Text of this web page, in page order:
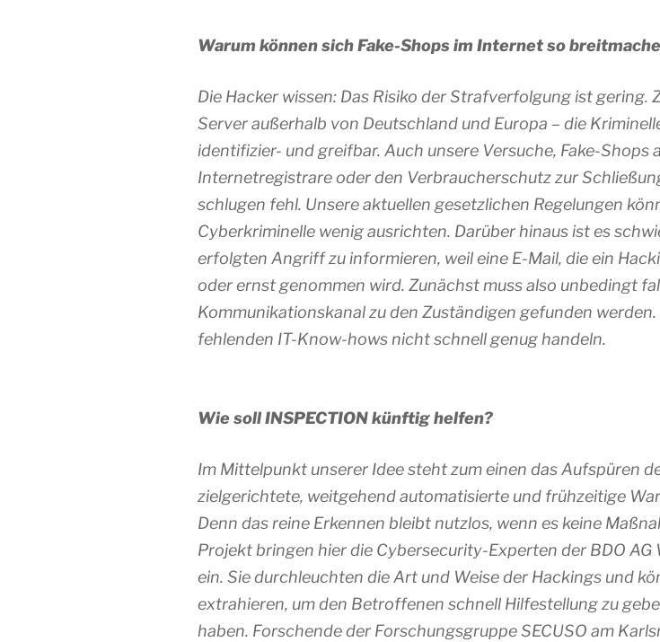
Warum können sich Fake-Shops im Internet so
Die Hacker wissen: Das Risiko der Strafverfolgung ist
Server außerhalb von Deutschland und Europa – die
identifizier- und greifbar. Auch unsere Versuche, Fake-
Internetregistrare oder den Verbraucherschutz zur
schlugen fehl. Unsere aktuellen gesetzlichen Regelungen
Cyberkriminelle wenig ausrichten. Darüber hinaus ist es
erfolgten Angriff zu informieren, weil eine E-Mail, die ein
oder ernst genommen wird. Zunächst muss also unbedingt
Kommunikationskanal zu den Zuständigen gefunden
fehlenden IT-Know-hows nicht schnell genug handeln.
Wie soll INSPECTION künftig helfen?
Im Mittelpunkt unserer Idee steht zum einen das Aufspüren
zielgerichtete, weitgehend automatisierte und frühzeitige
Denn das reine Erkennen bleibt nutzlos, wenn es keine
Projekt bringen hier die Cybersecurity-Experten der BDO
ein. Sie durchleuchten die Art und Weise der Hackings und
extrahieren, um den Betroffenen schnell Hilfestellung zu
haben. Forschende der Forschungsgruppe SECUSO am